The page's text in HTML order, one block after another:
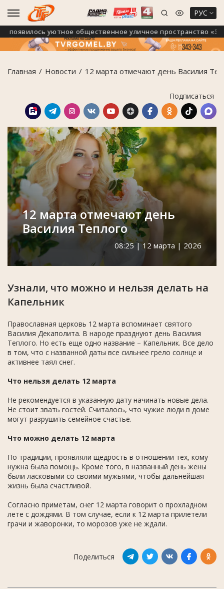
РУС
уютное общественное уличное пространство
Главная Новости 12 марта отмечают день Василия
Подписаться
12 марта отмечают день
Василия Теплого
08:25 | 12 марта | 2026
Узнали, что можно и нельзя делать на
Капельник
Православная церковь 12 марта вспоминает святого
Василия Декаполита. В народе празднуют день Василия
Теплого. Но есть еще одно название – Капельник. Все дело
в том, что с названной даты все сильнее грело солнце и
активнее таял снег.
Что нельзя делать 12 марта
Не рекомендуется в указанную дату начинать новые дела.
Не стоит звать гостей. Считалось, что чужие люди в доме
могут разрушить семейное счастье.
Что можно делать 12 марта
По традиции, проявляли щедрость в отношении тех, кому
нужна была помощь. Кроме того, в названный день жены
были ласковыми со своими мужьями, чтобы дальнейшая
жизнь была счастливой.
Согласно приметам, снег 12 марта говорит о прохладном
лете с дождями. В том случае, если к 12 марта прилетели
грачи и жаворонки, то морозов уже не ждали.
Поделиться